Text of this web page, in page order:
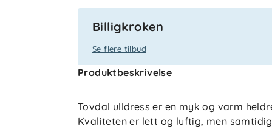
Billigkroken
Se flere tilbud
Produktbeskrivelse
Tovdal ulldress er en myk og varm
Kvaliteten er lett og luftig, men